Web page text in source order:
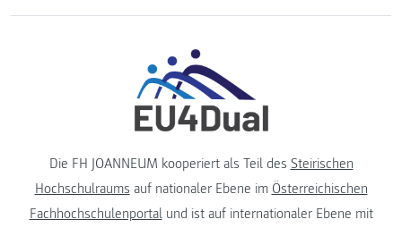
Die FH JOANNEUM kooperiert als Teil des Steirischen
Hochschulraums auf nationaler Ebene im Österreichischen
Fachhochschulenportalund ist auf internationaler Ebene mit